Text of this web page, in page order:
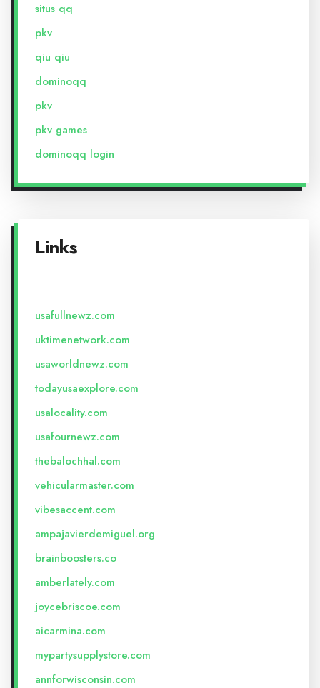
situs qq
pkv
qiu qiu
dominoqq
pkv
pkv games
dominoqq login
Links
usafullnewz.com
uktimenetwork.com
usaworldnewz.com
todayusaexplore.com
usalocality.com
usafournewz.com
thebalochhal.com
vehicularmaster.com
vibesaccent.com
ampajavierdemiguel.org
brainboosters.co
amberlately.com
joycebriscoe.com
aicarmina.com
mypartysupplystore.com
annforwisconsin.com